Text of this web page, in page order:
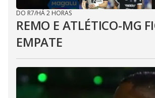
DO R7/HÁ 2 HORAS
REMO E ATLÉTICO-MG
EMPATE